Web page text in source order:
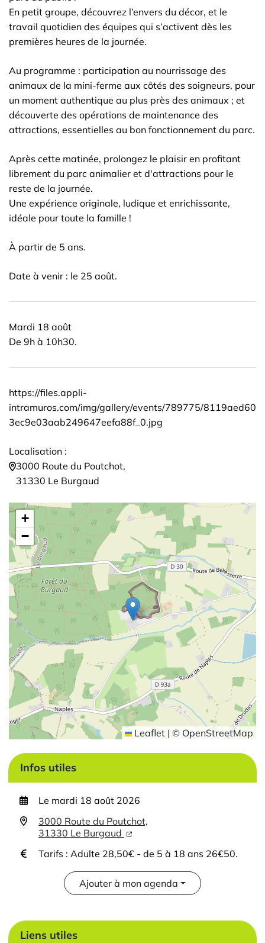
En petit groupe, découvrez l’envers du décor, et le
travail quotidien des équipes qui s’activent dès les
premières heures de la journée.
Au programme : participation au nourrissage des
animaux de la mini-ferme aux côtés des soigneurs, pour
un moment authentique au plus près des animaux ; et
découverte des opérations de maintenance des
attractions, essentielles au bon fonctionnement du parc.
Après cette matinée, prolongez le plaisir en profitant
librement du parc animalier et d'attractions pour le
reste de la journée.
Une expérience originale, ludique et enrichissante,
idéale pour toute la famille !
À partir de 5 ans.
Date à venir : le 25 août.
Mardi 18 août
De 9h à 10h30.
https://files.appli-
intramuros.com/img/gallery/events/789775/8119aed60
3ec9e03aab249647eefa88f_0.jpg
Localisation :
3000 Route du Poutchot,
31330 Le Burgaud
+
−
Leaflet | © OpenStreetMap
Infos utiles
Le mardi 18 août 2026
3000 Route du Poutchot,
31330 Le Burgaud
Tarifs : Adulte 28,50€ - de 5 à 18 ans 26€50.
Ajouter à mon agenda
Liens utiles